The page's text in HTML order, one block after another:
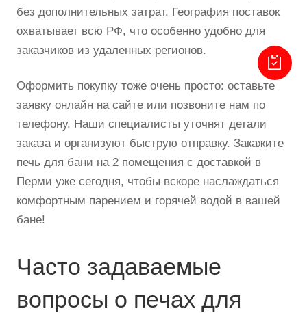
без дополнительных затрат. География поставок
охватывает всю РФ, что особенно удобно для
заказчиков из удаленных регионов.
Оформить покупку тоже очень просто: оставьте
заявку онлайн на сайте или позвоните нам по
телефону. Наши специалисты уточнят детали
заказа и организуют быструю отправку. Закажите
печь для бани на 2 помещения с доставкой в
Перми уже сегодня, чтобы вскоре наслаждаться
комфортным парением и горячей водой в вашей
бане!
Часто задаваемые
вопросы о печах для